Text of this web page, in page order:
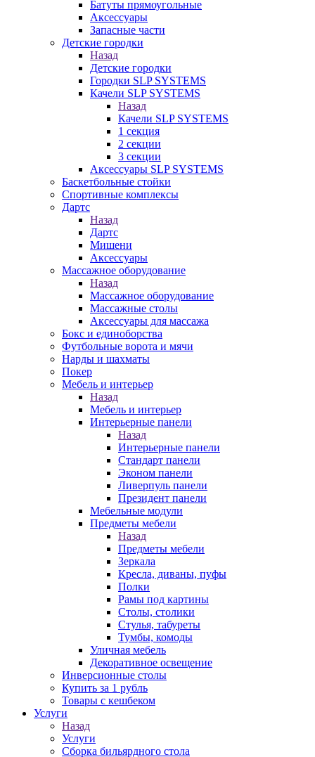
Батуты прямоугольные
Аксессуары
Запасные части
Детские городки
Назад
Детские городки
Городки SLP SYSTEMS
Качели SLP SYSTEMS
Назад
Качели SLP SYSTEMS
1 секция
2 секции
3 секции
Аксессуары SLP SYSTEMS
Баскетбольные стойки
Спортивные комплексы
Дартс
Назад
Дартс
Мишени
Аксессуары
Массажное оборудование
Назад
Массажное оборудование
Массажные столы
Аксессуары для массажа
Бокс и единоборства
Футбольные ворота и мячи
Нарды и шахматы
Покер
Мебель и интерьер
Назад
Мебель и интерьер
Интерьерные панели
Назад
Интерьерные панели
Стандарт панели
Эконом панели
Ливерпуль панели
Президент панели
Мебельные модули
Предметы мебели
Назад
Предметы мебели
Зеркала
Кресла, диваны, пуфы
Полки
Рамы под картины
Столы, столики
Стулья, табуреты
Тумбы, комоды
Уличная мебель
Декоративное освещение
Инверсионные столы
Купить за 1 рубль
Товары с кешбеком
Услуги
Назад
Услуги
Сборка бильярдного стола